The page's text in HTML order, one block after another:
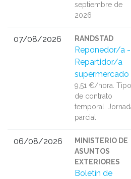
septiembre de
2026
07/08/2026 RANDSTAD
Reponedor/a -
Repartidor/a
supermercado
9,51 €/hora. Tipo
de contrato
temporal.
parcial
06/08/2026
MINISTERIO DE
ASUNTOS
EXTERIORES
Boletín de